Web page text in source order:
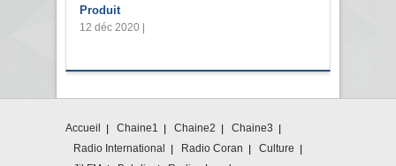
Produit
12 déc 2020 |
Accueil Chaine1 Chaine2
Chaine3
Radio International
Radio Coran
Culture